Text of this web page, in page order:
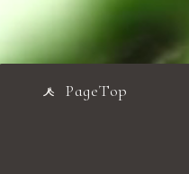
PageTop